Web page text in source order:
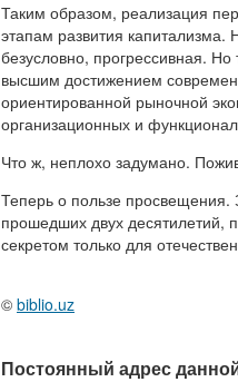
Таким образом, реализация
этапам развития
безусловно, прогрессивная.
высшим достижением
ориентированной рыночной
организационных и
Что ж, неплохо задумано.
Теперь о пользе просвещения.
прошедших двух десятилетий,
секретом только для
© biblio.uz
Постоянный адрес